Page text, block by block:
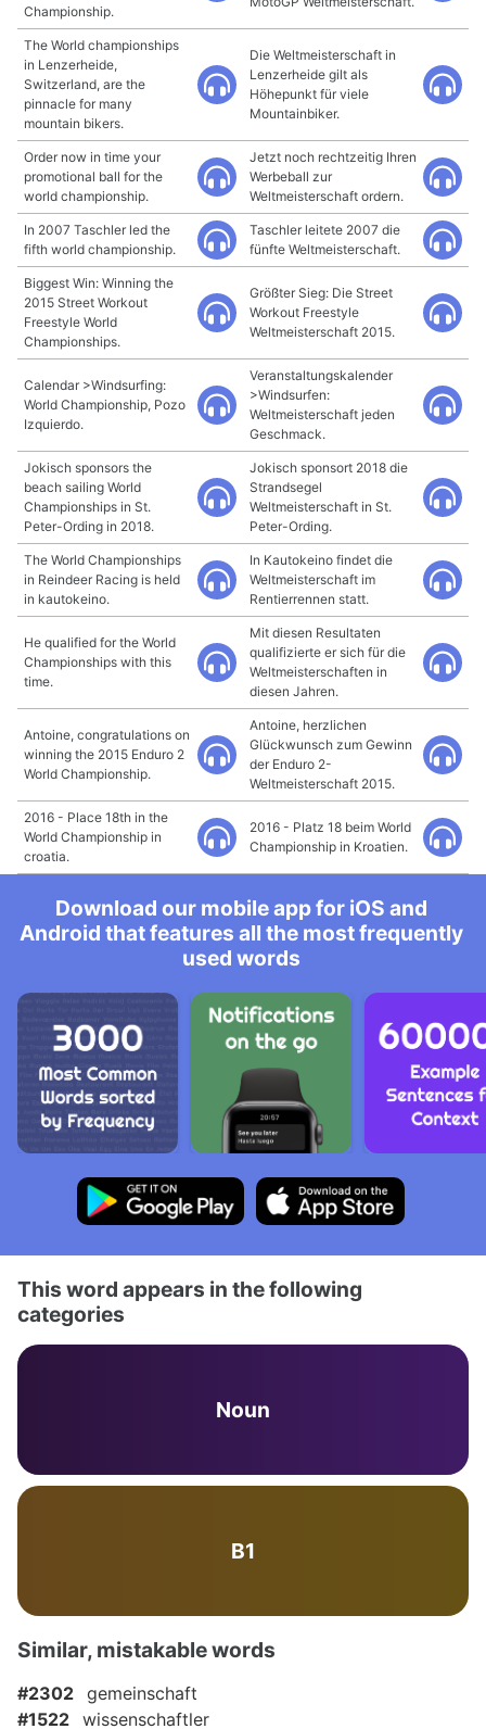
Championship.
The World championships
in Lenzerheide,
Switzerland, are the
pinnacle for many
mountain bikers.
Die Weltmeisterschaft in
Lenzerheide gilt als
Höhepunkt für viele
Mountainbiker.
Order now in time your
promotional ball for the
world championship.
Jetzt noch rechtzeitig Ihren
Werbeball zur
Weltmeisterschaft ordern.
In 2007 Taschler led the
fifth world championship.
Taschler leitete 2007 die
fünfte Weltmeisterschaft.
Biggest Win: Winning the
2015 Street Workout
Freestyle World
Championships.
Größter Sieg: Die Street
Workout Freestyle
Weltmeisterschaft 2015.
Calendar >Windsurfing:
World Championship, Pozo
Izquierdo.
Veranstaltungskalender
>Windsurfen:
Weltmeisterschaft jeden
Geschmack.
Jokisch sponsors the
beach sailing World
Championships in St.
Peter-Ording in 2018.
Jokisch sponsort 2018 die
Strandsegel
Weltmeisterschaft in St.
Peter-Ording.
The World Championships
in Reindeer Racing is held
in kautokeino.
In Kautokeino findet die
Weltmeisterschaft im
Rentierrennen statt.
He qualified for the World
Championships with this
time.
Mit diesen Resultaten
qualifizierte er sich für die
Weltmeisterschaften in
diesen Jahren.
Antoine, congratulations on
winning the 2015 Enduro 2
World Championship.
Antoine, herzlichen
Glückwunsch zum Gewinn
der Enduro 2-
Weltmeisterschaft 2015.
2016 - Place 18th in the
World Championship in
croatia.
2016 - Platz 18 beim World
Championship in Kroatien.
Download our mobile app for iOS and
Android that features all the most frequently
used words
This word appears in the following
categories
Noun
B1
Similar, mistakable words
#2302 gemeinschaft
#1522 wissenschaftler